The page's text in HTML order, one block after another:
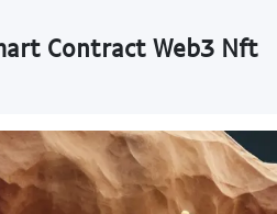
Contract Web3 Nft